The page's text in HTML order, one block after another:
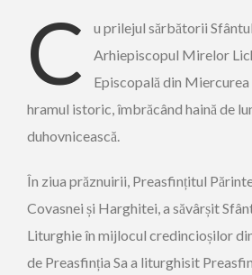
C
u prilejul sărbătorii
Arhiepiscopul Mirelor
Episcopală din
hramul istoric, îmbrăcând haină de
duhovnicească.
În ziua prăznuirii, Preasfințitul
Covasnei și Harghitei, a săvârșit
Liturghie în mijlocul credincioșilor
de Preasfinția Sa a liturghisit